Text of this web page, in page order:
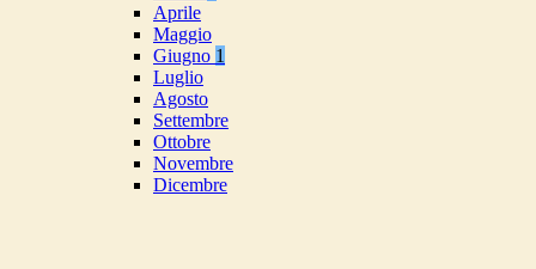
Aprile
Maggio
Giugno 1
Luglio
Agosto
Settembre
Ottobre
Novembre
Dicembre